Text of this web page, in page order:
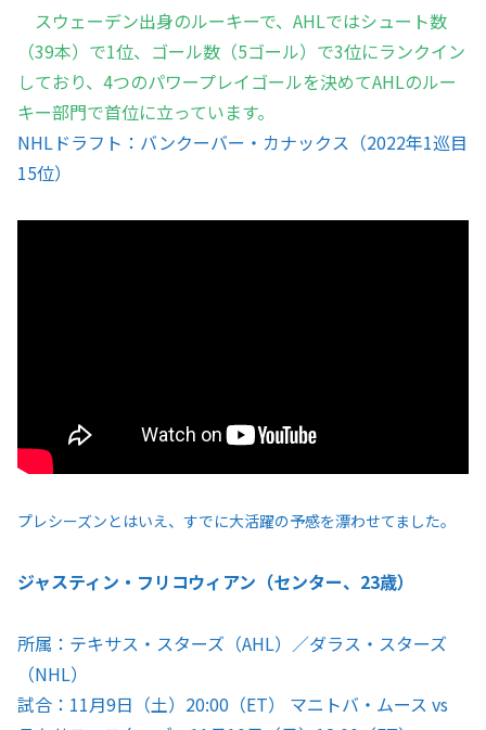
スウェーデン出身のルーキーで、AHLではシュート数
（39本）で1位、ゴール数（5ゴール）で3位にランクイン
しており、4つのパワープレイゴールを決めてAHLのルー
キー部門で首位に立っています。
NHLドラフト：バンクーバー・カナックス（2022年1巡目
15位）
プレシーズンとはいえ、すでに大活躍の予感を漂わせてました。
ジャスティン・フリコウィアン（センター、23歳）
所属：テキサス・スターズ（AHL）／ダラス・スターズ
（NHL）
試合：11月9日（土）20:00（ET） マニトバ・ムース vs